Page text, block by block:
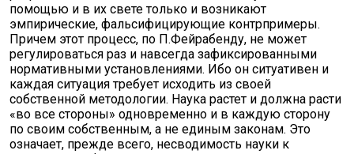
помощью и в их свете только и возникают
эмпирические, фальсифицирующие контрпримеры.
Причем этот процесс, по П.Фейрабенду, не может
регулироваться раз и навсегда зафиксированными
нормативными установлениями. Ибо он ситуативен и
каждая ситуация требует исходить из своей
собственной методологии. Наука растет и должна расти
«во все стороны» одновременно и в каждую сторону
по своим собственным, а не единым законам. Это
означает, прежде всего, несводимость науки к